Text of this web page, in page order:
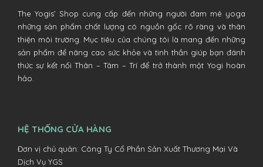
The Yogis’ Shop cung cấp đến những người đam mê yoga
những sản phẩm chất lượng có nguồn gốc rõ ràng và thân
thiện môi trường. Mục tiêu của chúng tôi là mang đến những
sản phẩm để nâng cao sức khỏe và tinh thần giúp bạn đánh
thức sự kết nối Thân – Tâm – Trí để trở thành một Yogi hoàn
hảo.
HỆ THỐNG CỬA HÀNG
Đơn vị chủ quản: Công Ty Cổ Phần Sản Xuất Thương Mại Và
Dịch Vụ YGS